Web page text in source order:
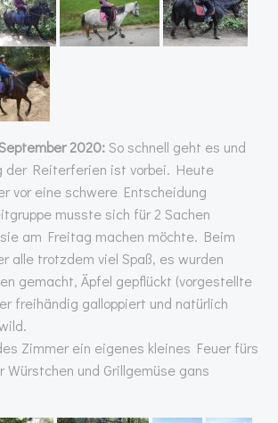
2020:So schnell geht es und
der Reiterferien ist vorbei. Heute
vor eine schwere Entscheidung
musste sich für 2 Sachen
am Freitag machen möchte. Beim
alle trotzdem viel Spaß, es wurden
gemacht, Äpfel gepflückt (vorgestellte
freihändig galloppiert und natürlich
Zimmer ein eigenes kleines Feuer fürs
Würstchen und Grillgemüse gans